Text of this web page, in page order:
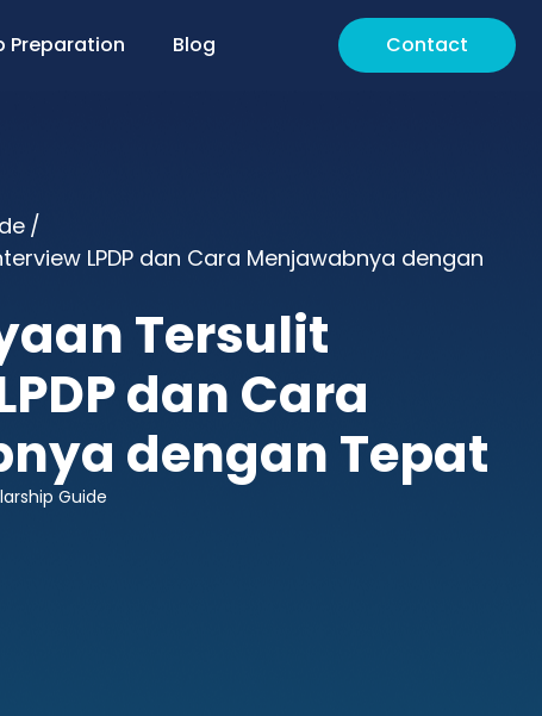
Preparation Blog Contact
/
LPDP dan Cara Menjawabnya dengan
Tersulit
dan Cara
dengan Tepat
Guide